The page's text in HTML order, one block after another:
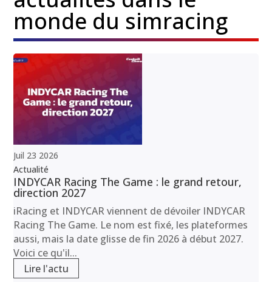
monde du simracing
Juil 23 2026
Actualité
INDYCAR Racing The Game : le grand retour,
direction 2027
iRacing et INDYCAR viennent de dévoiler INDYCAR
Racing The Game. Le nom est fixé, les plateformes
aussi, mais la date glisse de fin 2026 à début 2027.
Voici ce qu'il...
Lire l'actu